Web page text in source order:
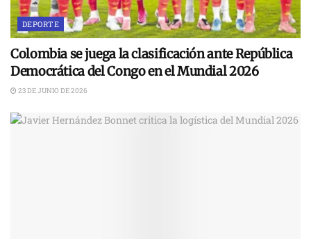
DEPORTE
Colombia se juega la clasificación ante República
Democrática del Congo en el Mundial 2026
23 DE JUNIO DE 2026